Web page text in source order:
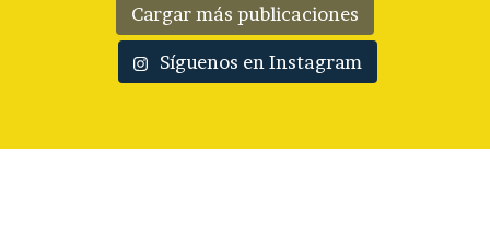
Cargar más publicaciones
Síguenos en Instagram